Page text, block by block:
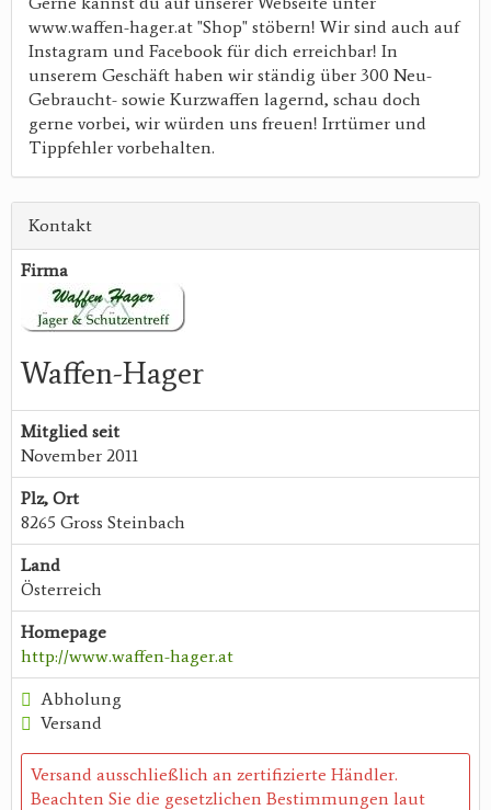
www.waffen-hager.at "Shop" stöbern! Wir sind auch auf
Instagram und Facebook für dich erreichbar! In
unserem Geschäft haben wir ständig über 300 Neu-
Gebraucht- sowie Kurzwaffen lagernd, schau doch
gerne vorbei, wir würden uns freuen! Irrtümer und
Tippfehler vorbehalten.
Kontakt
Firma
Waffen-Hager
Mitglied seit
November 2011
Plz, Ort
8265 Gross Steinbach
Land
Österreich
Homepage
http://www.waffen-hager.at
Abholung
Versand
Versand ausschließlich an zertifizierte Händler.
Beachten Sie die gesetzlichen Bestimmungen laut